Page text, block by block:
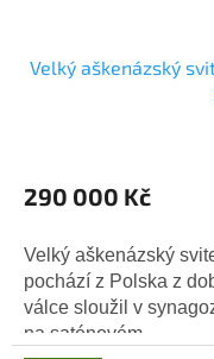
Velký aškenázský
290 000 Kč
Velký aškenázský
pochází z Polska z
válce sloužil v
na saténovém...